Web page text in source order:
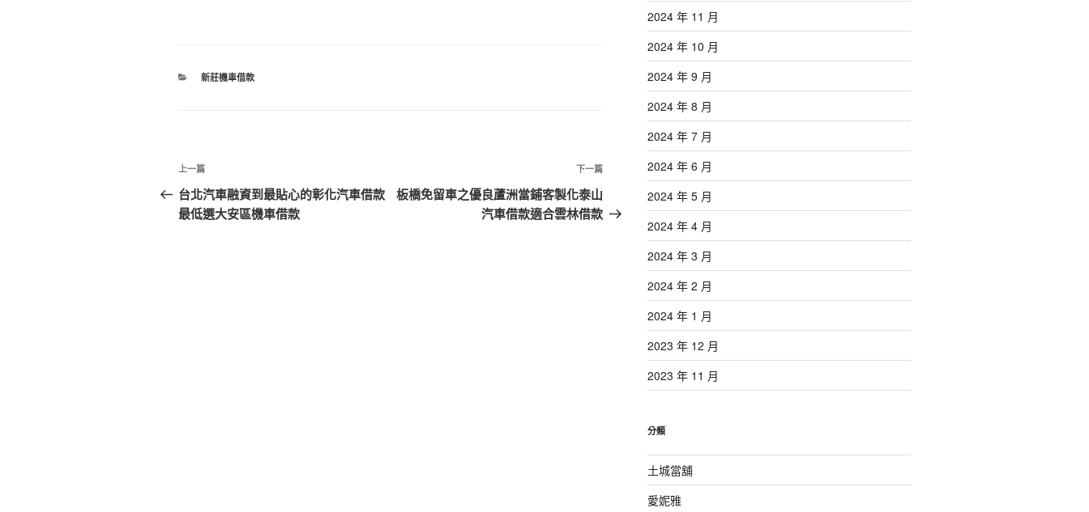
分
新莊機車借款
文
章
導
上
一
篇
上一篇
台北汽車融資到最貼心的彰化汽車借款
最低選大安區機車借款
下
篇
下一篇
板橋免留車之優良蘆洲當鋪客製化泰山
汽車借款適合雲林借款
2024 年 11 月
2024 年 10 月
2024 年 9 月
2024 年 8 月
2024 年 7 月
2024 年 6 月
2024 年 5 月
2024 年 4 月
2024 年 3 月
2024 年 2 月
2024 年 1 月
2023 年 12 月
2023 年 11 月
分類
土城當舖
愛妮雅